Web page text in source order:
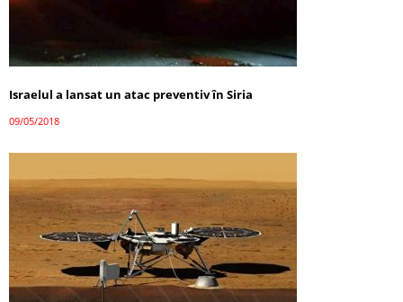
Israelul a lansat un atac preventiv în Siria
09/05/2018